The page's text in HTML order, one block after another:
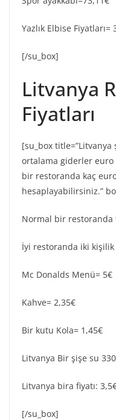
Yazlık Elbise Fiyatları=
[/su_box]
Litvanya
Fiyatları
[su_box
ortalama giderler
bir restoranda kaç
hesaplayabilirsiniz.”
Normal bir restoranda
İyi restoranda iki kişilik
Mc Donalds Menü= 5€
Kahve= 2,35€
Bir kutu Kola= 1,45€
Litvanya Bir şişe su
Litvanya bira fiyatı:
[/su_box]